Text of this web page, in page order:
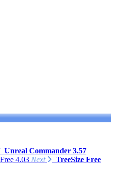
Unreal Commander 3.57
4.03 Next
TreeSize Free